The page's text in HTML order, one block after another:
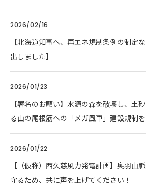
2026/02/16
【北海道知事へ、再エネ規制条例の制定
出しました】
2026/01/23
【署名のお願い】水源の森を破壊し、土
る山の尾根筋への「メガ風車」建設規制
2026/01/22
【（仮称）西久慈風力発電計画】奥羽山
守るため、共に声を上げてください！